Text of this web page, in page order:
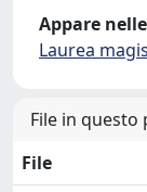
Appare
Laurea
File in
File